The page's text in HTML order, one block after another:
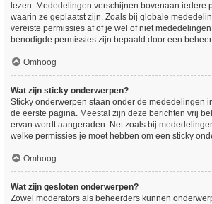
lezen. Mededelingen verschijnen bovenaan iedere
waarin ze geplaatst zijn. Zoals bij globale
vereiste permissies af of je wel of niet
benodigde permissies zijn bepaald door een
Omhoog
Wat zijn sticky onderwerpen?
Sticky onderwerpen staan onder de mededelingen
de eerste pagina. Meestal zijn deze berichten vrij
ervan wordt aangeraden. Net zoals bij
welke permissies je moet hebben om een sticky
Omhoog
Wat zijn gesloten onderwerpen?
Zowel moderators als beheerders kunnen